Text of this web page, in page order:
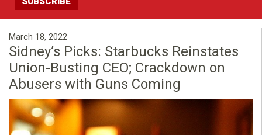
m
a
n
F
o
March 18, 2022
Sidney’s Picks: Starbucks Reinstates
Union-Busting CEO; Crackdown on
Abusers with Guns Coming